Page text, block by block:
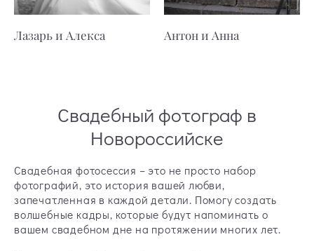
Лазарь и Алекса Антон и Анна
Свадебный фотограф в
Новороссийске
Свадебная фотосессия – это не просто набор
фотографий, это история вашей любви,
запечатленная в каждой детали. Помогу создать
волшебные кадры, которые будут напоминать о
вашем свадебном дне на протяжении многих лет.